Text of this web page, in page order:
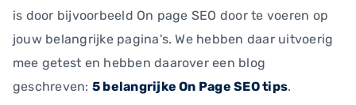
is door bijvoorbeeld On page SEO door te voeren op
jouw belangrijke pagina's. We hebben daar uitvoerig
mee getest en hebben daarover een blog
geschreven: 5 belangrijke On Page SEO tips.